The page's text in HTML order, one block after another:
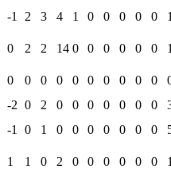
-1 2 3 4 1 0 0 0 0 0
0 2 2 14 0 0 0 0 0 0
0 0 0 0 0 0 0 0 0 0
-2 0 2 0 0 0 0 0 0 0
-1 0 1 0 0 0 0 0 0 0
1 1 0 2 0 0 0 0 0 0